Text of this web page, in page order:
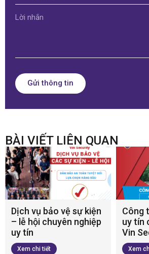
Gửi thông tin
BÀI VIẾT LIÊN QUAN
Dịch vụ bảo vệ sự kiện
– lễ hội chuyên nghiệp
uy tín
Xem chi tiết
Công
uy tín
Vin
Xem